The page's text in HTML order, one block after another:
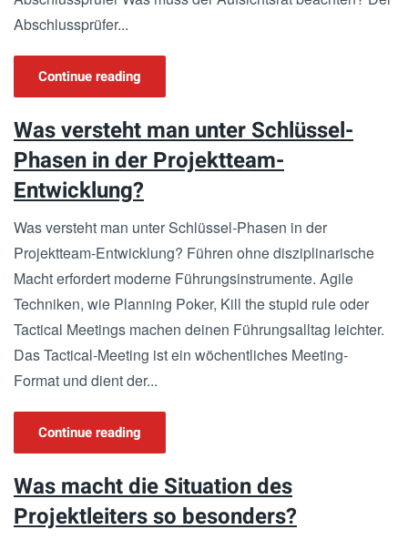
Abschlussprüfer...
Continue reading
Was versteht man unter Schlüssel-
Phasen in der Projektteam-
Entwicklung?
Was versteht man unter Schlüssel-Phasen in der
Projektteam-Entwicklung? Führen ohne disziplinarische
Macht erfordert moderne Führungsinstrumente. Agile
Techniken, wie Planning Poker, Kill the stupid rule oder
Tactical Meetings machen deinen Führungsalltag leichter.
Das Tactical-Meeting ist ein wöchentliches Meeting-
Format und dient der...
Continue reading
Was macht die Situation des
Projektleiters so besonders?